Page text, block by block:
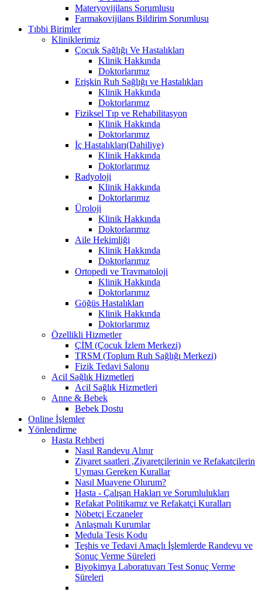
Materyovijilans Sorumlusu
Farmakovijilans Bildirim Sorumlusu
Tıbbi Birimler
Kliniklerimiz
Çocuk Sağlığı Ve Hastalıkları
Klinik Hakkında
Doktorlarımız
Erişkin Ruh Sağlığı ve Hastalıkları
Klinik Hakkında
Doktorlarımız
Fiziksel Tıp ve Rehabilitasyon
Klinik Hakkında
Doktorlarımız
İç Hastalıkları(Dahiliye)
Klinik Hakkında
Doktorlarımız
Radyoloji
Klinik Hakkında
Doktorlarımız
Üroloji
Klinik Hakkında
Doktorlarımız
Aile Hekimliği
Klinik Hakkında
Doktorlarımız
Ortopedi ve Travmatoloji
Klinik Hakkında
Doktorlarımız
Göğüs Hastalıkları
Klinik Hakkında
Doktorlarımız
Özellikli Hizmetler
ÇİM (Çocuk İzlem Merkezi)
TRSM (Toplum Ruh Sağlığı Merkezi)
Fizik Tedavi Salonu
Acil Sağlık Hizmetleri
Acil Sağlık Hizmetleri
Anne & Bebek
Bebek Dostu
Online İşlemler
Yönlendirme
Hasta Rehberi
Nasıl Randevu Alınır
Ziyaret saatleri ,Ziyaretçilerinin ve Refakatçilerin
Uyması Gereken Kurallar
Nasıl Muayene Olurum?
Hasta - Çalışan Hakları ve Sorumlulukları
Refakat Politikamız ve Refakatçi Kuralları
Nöbetçi Eczaneler
Anlaşmalı Kurumlar
Medula Tesis Kodu
Teşhis ve Tedavi Amaçlı İşlemlerde Randevu ve
Sonuç Verme Süreleri
Biyokimya Laboratuvarı Test Sonuç Verme
Süreleri